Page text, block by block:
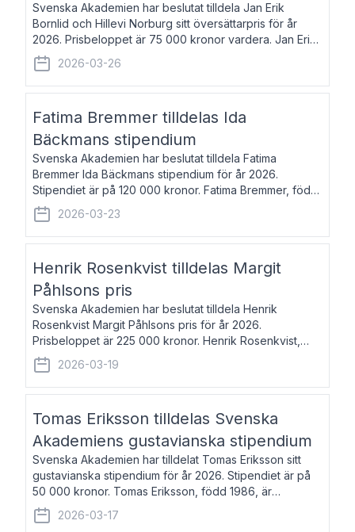
Svenska Akademien har beslutat tilldela Jan Erik
Bornlid och Hillevi Norburg sitt översättarpris för år
2026. Prisbeloppet är 75 000 kronor vardera. Jan Erik
Bornlid, född 1947, är översättare från tyska. Han är
främst känd för sina översät
2026-03-26
Fatima Bremmer tilldelas Ida
Bäckmans stipendium
Svenska Akademien har beslutat tilldela Fatima
Bremmer Ida Bäckmans stipendium för år 2026.
Stipendiet är på 120 000 kronor. Fatima Bremmer, född
1977, är journalist och författare. Hon utkom i fjol med
boken Ligan. Klarakvarterens blodsyst
2026-03-23
Henrik Rosenkvist tilldelas Margit
Påhlsons pris
Svenska Akademien har beslutat tilldela Henrik
Rosenkvist Margit Påhlsons pris för år 2026.
Prisbeloppet är 225 000 kronor. Henrik Rosenkvist,
född 1965, är professor i nordiska språk vid Göteborgs
universitet. Han disputerade 2004 på avhan
2026-03-19
Tomas Eriksson tilldelas Svenska
Akademiens gustavianska stipendium
Svenska Akademien har tilldelat Tomas Eriksson sitt
gustavianska stipendium för år 2026. Stipendiet är på
50 000 kronor. Tomas Eriksson, född 1986, är
projektledare inom marknadsföring och författare och
utkom i fjol med boken Syndabocken.
2026-03-17